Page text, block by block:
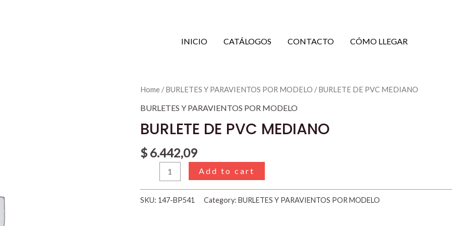
INICIO CATÁLOGOS CONTACTO CÓMO LLEGAR
Home/BURLETES Y PARAVIENTOS POR MODELO / BURLETE DE PVC MEDIANO
BURLETES Y PARAVIENTOS POR MODELO
BURLETE DE PVC MEDIANO
$6.442,09
BURLETE
MEDIANO
Add to cart
SKU: 147-BP541 Category: BURLETES Y PARAVIENTOS POR MODELO